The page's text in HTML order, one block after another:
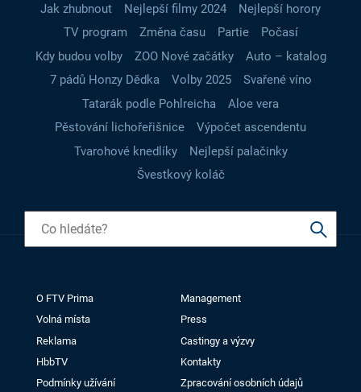
Jak zhubnout Nejlepší filmy 2024
Nejlepší horory
TV program
Změna času Partie
Počasí
Kdy budou volby
ZOO Nové začátky
Auto – katalog
7 pádů Honzy Dědka
Volby 2025
Svařené víno
Tatarák podle Pohlreicha
Aloe vera
Pěstování lichořeřišnice
Výpočet ascendentu
Tvarohové knedlíky
Nejlepší palačinky
Švestkový koláč
O FTV Prima
Management
Volná místa
Press
Reklama
Castingy a výzvy
HbbTV
Kontakty
Podmínky užívání
Zpracování osobních údajů